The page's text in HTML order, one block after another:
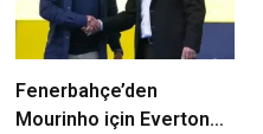
Fenerbahçe’den
Mourinho için Everton